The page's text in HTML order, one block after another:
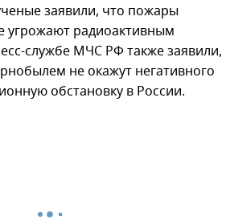
заявили, что пожары
угрожают радиоактивным
службе МЧС РФ также заявили,
не окажут негативного
обстановку в России.